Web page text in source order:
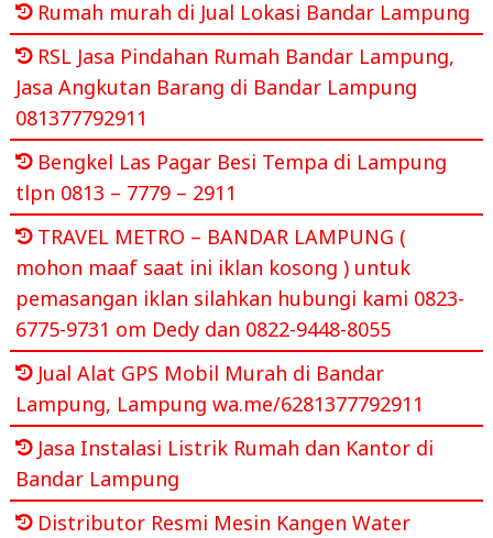
Rumah murah di Jual Lokasi Bandar Lampung
RSL Jasa Pindahan Rumah Bandar Lampung,
Jasa Angkutan Barang di Bandar Lampung
081377792911
Bengkel Las Pagar Besi Tempa di Lampung
tlpn 0813 – 7779 – 2911
TRAVEL METRO – BANDAR LAMPUNG (
mohon maaf saat ini iklan kosong ) untuk
pemasangan iklan silahkan hubungi kami 0823-
6775-9731 om Dedy dan 0822-9448-8055
Jual Alat GPS Mobil Murah di Bandar
Lampung, Lampung wa.me/6281377792911
Jasa Instalasi Listrik Rumah dan Kantor di
Bandar Lampung
Distributor Resmi Mesin Kangen Water